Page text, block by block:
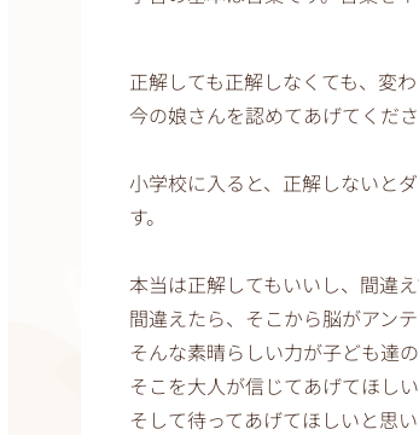
正解しても正解しなくても、変
今の娘さんを認めてあげてくださ
小学校に入ると、正解しないと
す。
本当は正解してもいいし、間違え
間違えたら、そこから脳がアン
そんな素晴らしい力が子ども達の
そこを大人が信じてあげてほしい
そして待ってあげてほしいと思い